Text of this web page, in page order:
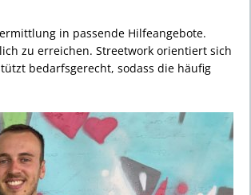
in passende Hilfeangebote.
zu erreichen. Streetwork orientiert sich
bedarfsgerecht, sodass die häufig